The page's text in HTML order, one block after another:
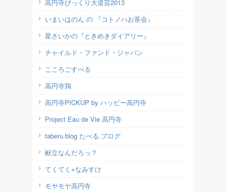
高円寺びっくり大道芸2013
いまいはのん の 『コトノハお茶会』
星さいかの『ときめきダイアリー』
チャイルド・ファンド・ジャパン
こころごすぺる
高円寺鶏
高円寺PICKUP by ハッピー高円寺
Project Eau de Vie 高円寺
taberu.blog たべる.ブログ
献立なんだろっ？
てくてく×なみすけ
モヤモヤ高円寺